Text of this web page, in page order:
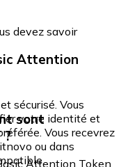
devez savoir
Attention
sécurisé. Vous
votre identité et
Vous recevrez
ou dans
sont
?
Attention Token